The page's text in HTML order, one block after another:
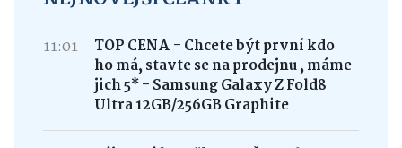
11:01
TOP CENA - Chcete být první kdo
ho má, stavte se na prodejnu , máme
jich 5* - Samsung Galaxy Z Fold8
Ultra 12GB/256GB Graphite